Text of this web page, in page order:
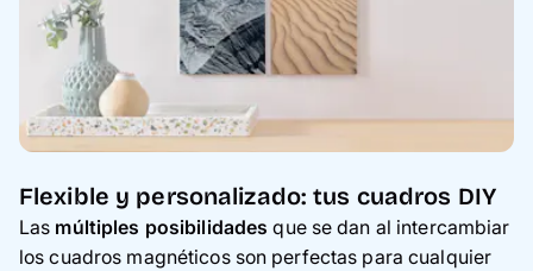
Flexible y personalizado: tus cuadros DIY
Las múltiples posibilidades que se dan al intercambiar
los cuadros magnéticos son perfectas para cualquier